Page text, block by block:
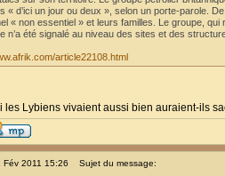
« d’ici un jour ou deux », selon un porte-parole.
« non essentiel » et leurs familles. Le groupe,
n’a été signalé au niveau des sites et des
article22108.html
les Lybiens vivaient aussi bien auraient-ils
Fév 2011 15:26 Sujet du message: